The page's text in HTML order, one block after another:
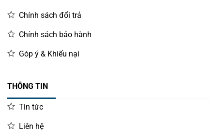
Chính sách đổi trả
Chính sách bảo hành
Góp ý & Khiếu nại
THÔNG TIN
Tin tức
Liên hệ